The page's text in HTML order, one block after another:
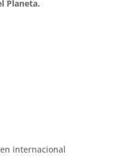
Planeta.
internacional